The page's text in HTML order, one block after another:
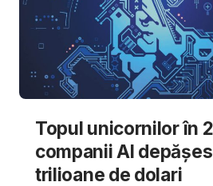
Topul unicornilor în
companii AI
trilioane de dolari